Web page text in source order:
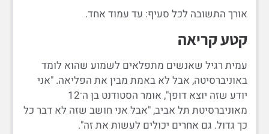
אורך התשובה לכל סעיף: עד עמוד אחד.
קטע קריאה
עמית רגיל שאנשים מתפלאים לשמוע שהוא לומד
באוניברסיטה, אבל לא באמת מבין את הפליאה. "אני
יודע שזה יוצא דופן", אומר הסטודנט בן ה־12
מאוניברסיטת תל אביב, "אבל אני חושב שזה לא דבר כל
כך גדול. גם אחרים יכולים לעשות את זה".